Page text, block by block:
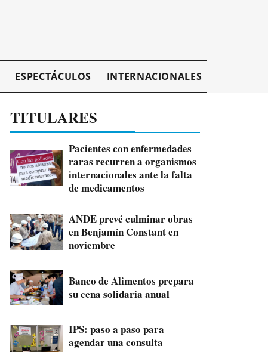
ESPECTÁCULOS INTERNACIONALES
TITULARES
Pacientes con enfermedades
raras recurren a organismos
internacionales ante la falta
de medicamentos
ANDE prevé culminar obras
en Benjamín Constant en
noviembre
Banco de Alimentos prepara
su cena solidaria anual
IPS: paso a paso para
agendar una consulta